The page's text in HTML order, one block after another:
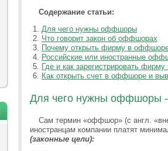
Содержание статьи:
Для чего нужны оффшоры
Что говорит закон об оффшорах
Почему открыть фирму в
Российские или иностранные
Где и как зарегистрировать
Как открыть счет в оффшоре и
Для чего нужны оффшоры
Сам термин «оффшор» (с англ.
иностранцам компании платят
(законные цели):